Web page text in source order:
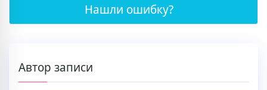
Нашли ошибку?
Автор записи